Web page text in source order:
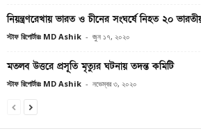
নিয়ন্ত্রণরেখায় ভারত ও চীনের সংঘর্ষে নিহত ২০
স্টাফ রিপোর্টারঃ MD Ashik - জুন ১৭, ২০২০
মতলব উত্তরে প্রসূতি মৃত্যুর ঘটনায় তদন্ত কমিটি
স্টাফ রিপোর্টারঃ MD Ashik - নভেম্বর ৩, ২০২০